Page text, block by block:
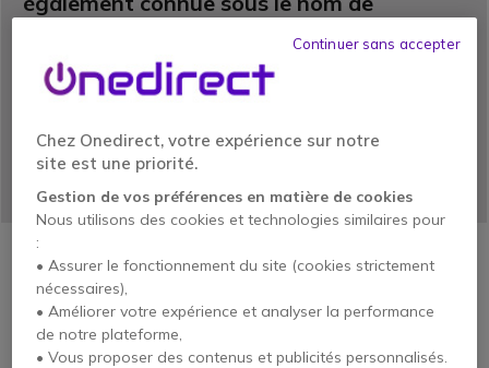
Hardware as a Service (HaaS), est un
service mondial qui s’appuie sur un
concept très simple : la présentation
d’offres clés en main pour toutes les
Chez Onedirect, votre expérience sur notre
site est une priorité.
Gestion de vos préférences en matière de cookies
Nous utilisons des cookies et technologies similaires pour
:
• Assurer le fonctionnement du site (cookies strictement
nécessaires),
• Améliorer votre expérience et analyser la performance
de notre plateforme,
• Vous proposer des contenus et publicités personnalisés.
Continuer sans accepter